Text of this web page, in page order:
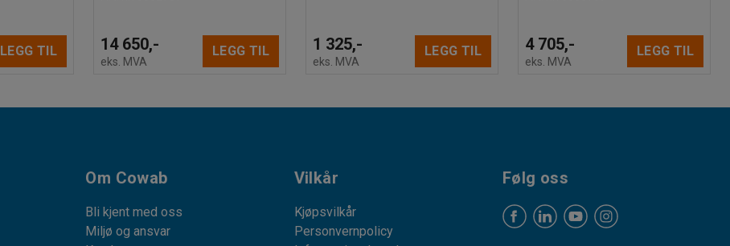
LEGG TIL 14 650,-
eks. MVA
LEGG TIL 1 325,-
eks. MVA
LEGG TIL 4 705,-
eks. MVA
LEGG TIL
Om Cowab
Bli kjent med oss
Miljø og ansvar
Vilkår
Kjøpsvilkår
Personvernpolicy
Følg oss